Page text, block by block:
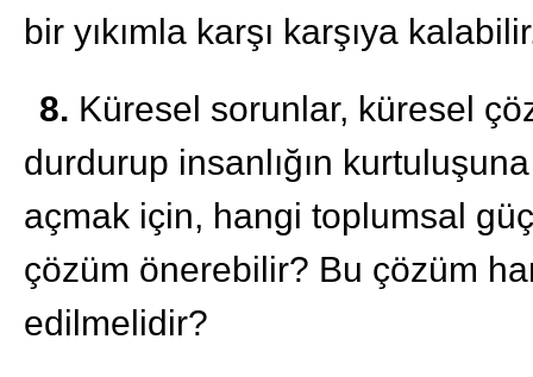
bir yıkımla karşı karşıya
8. Küresel sorunlar, küresel
durdurup insanlığın
açmak için, hangi toplumsal
çözüm önerebilir? Bu çözüm
edilmelidir?